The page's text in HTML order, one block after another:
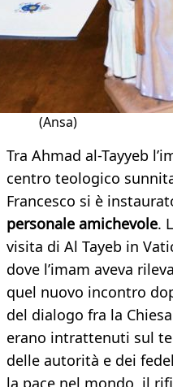
(Ansa)
Tra Ahmad al-Tayyeb
centro teologico
Francesco si è
personale amichevole.
visita di Al Tayeb in
dove l’imam aveva
quel nuovo incontro
del dialogo fra la
erano intrattenuti sul
delle autorità e dei
la pace nel mondo, il